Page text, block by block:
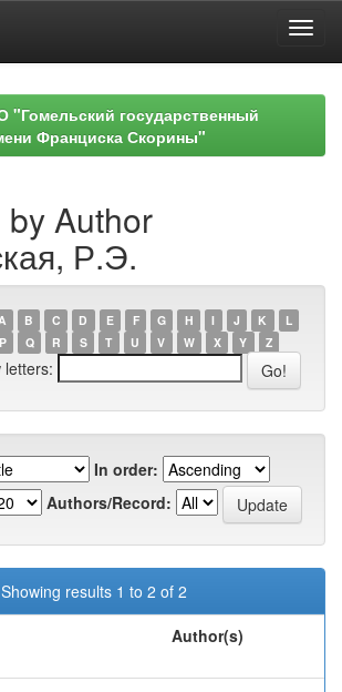
"Гомельский государственный
Франциска Скорины"
Author
Р.Э.
B C D E F G H I J K
L
P Q R S T U V W X Y Z
letters:
In order:
Authors/Record:
Showing results 1 to 2 of 2
Author(s)